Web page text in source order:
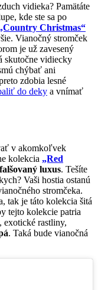
vidieka? Pamätáte
kde ste sa po
Christmas“
Vianočný stromček
je už zavesený
skutočne vidiecky
chýbať ani
zdobia lesné
do deky a vnímať
v akomkoľvek
kolekcia „Red
luxus. Tešíte
Vaši hostia ostanú
stromčeka.
tak je táto kolekcia šitá
tejto kolekcie patria
exotické rastliny,
. Taká bude vianočná